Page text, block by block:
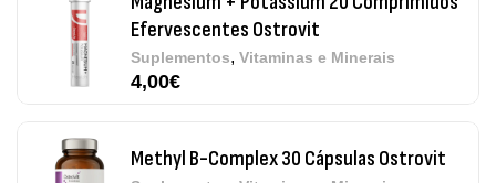
Methyl B-Complex 30 Cápsulas Ostrovit
Suplementos ,Vitaminas e Minerais
12,50
Omega 3 + ADEK 90 Cápsulas Ostrovit